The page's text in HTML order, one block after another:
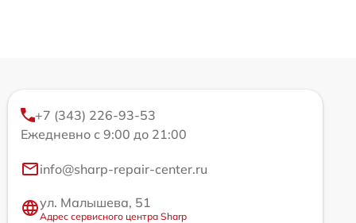
+7 (343) 226-93-53
Ежедневно с 9:00 до 21:00
info@sharp-repair-center.ru
ул. Малышева, 51
Адрес сервисного центра Sharp